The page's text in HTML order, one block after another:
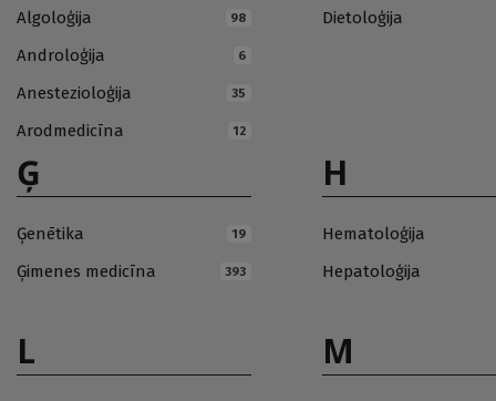
Algoloģija 98
Androloģija 6
Anestezioloģija 35
Arodmedicīna 12
Dietoloģija
Ģ
Ģenētika 19
Ģimenes medicīna 393
H
Hematoloģija
Hepatoloģija
L M